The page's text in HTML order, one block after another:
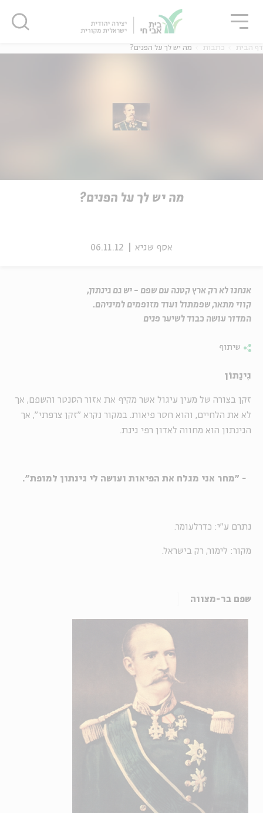
אנגלית
דף הבית כתבות מה יש לך על הפנים?
מה יש לך על הפנים?
אסף שגיא 06.11.12
אנחנו לא רק ארץ קטנה עם שפם - יש גם גינתון,
קווי מתאר, שפמתול ועוד מזופמים למיניהם.
המדור עושה כבוד לשיער פנים
שיתוף
גִינַתוֹן
זקן בצורה של מעין עיגול אשר מקיף את אזור הסנטר והשפם, אך
לא את הלחיים, והוא חסר פיאות. במקור נקרא "זקן צרפתי", אך
הגינתון הוא מחווה לאדון רפי גינת.
- "מחר אני מגלח את הפיאות ועושה לי גינתון למופת".
נתרם ע"י: כדרלעומר.
מקור: לימור, רק בישראל.
שפם בר-מצווה
סגור